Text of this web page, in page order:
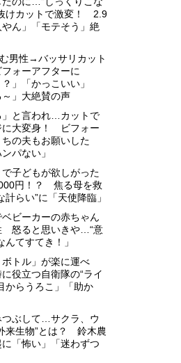
万5,000円
けカットで激変！ 2.9
ん」「モテそう」絶
男性→バッサリカット
ォーアフターに
」「かっこいい」
～」大絶賛の声
」と言われ…カットで
大変身！ ビフォー
の夫もお願いした
パない」
で子どもが欲しがった
円！？ 焦る母を救
計らい”に「天使降臨」
ベビーカーの赤ちゃん
怒ると思いきや…“意
んてすてき！」
トル」が楽に運べ
役立つ自衛隊の“ライ
からうろこ」「助か
つぶして…サクラ、ウ
来生物”とは？ 鈴木農
「怖い」「迷わずつ